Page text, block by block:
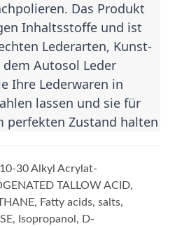
Das Produkt
Inhaltsstoffe und ist
Lederarten, Kunst-
Autosol Leder
Ihre Lederwaren in
lassen und sie für
perfekten Zustand halten
30 Alkyl Acrylat-
TALLOW ACID,
Fatty acids, salts,
Isopropanol, D-